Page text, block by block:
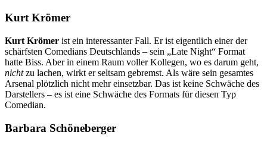
Kurt Krömer
Kurt Krömer ist ein interessanter Fall. Er ist eigentlich einer der
schärfsten Comedians Deutschlands – sein „Late Night“ Format
hatte Biss. Aber in einem Raum voller Kollegen, wo es darum geht,
nichtzu lachen, wirkt er seltsam gebremst. Als wäre sein gesamtes
Arsenal plötzlich nicht mehr einsetzbar. Das ist keine Schwäche des
Darstellers – es ist eine Schwäche des Formats für diesen Typ
Comedian.
Barbara Schöneberger